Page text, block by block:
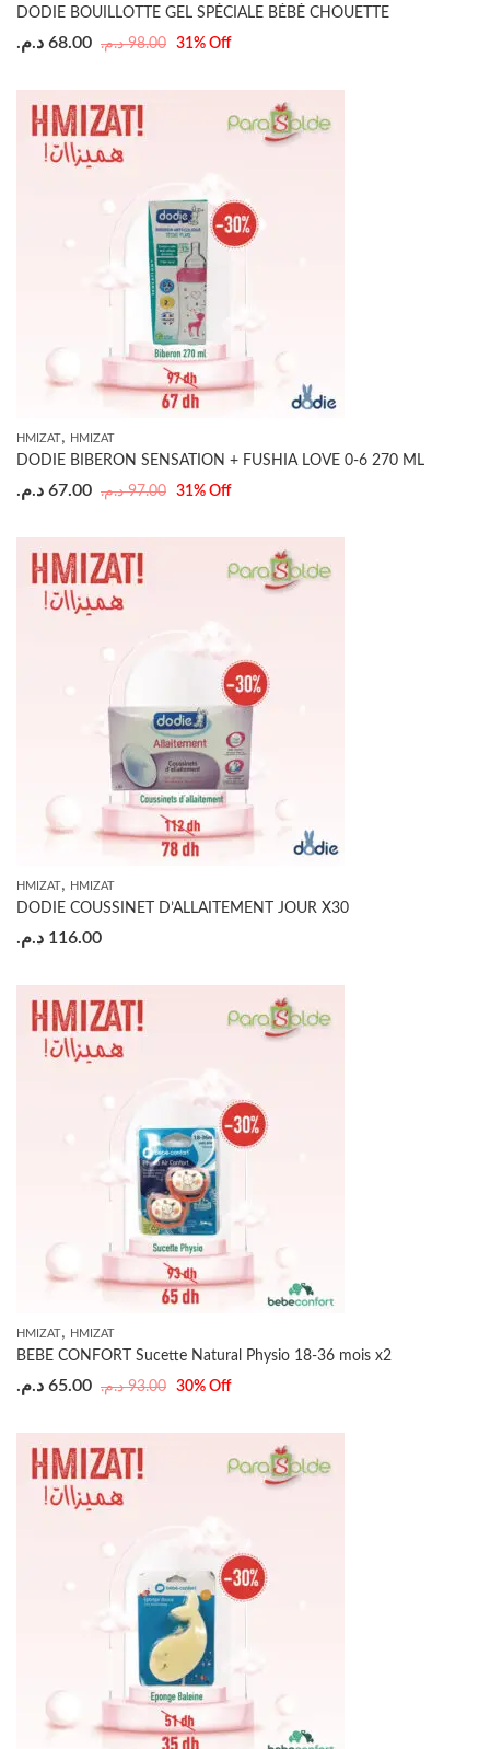
DODIE BOUILLOTTE GEL SPÉCIALE BÉBÉ CHOUETTE
98.00 د.م. 68.00 د.م. 31% Off
HMIZAT, HMIZAT
DODIE BIBERON SENSATION + FUSHIA LOVE 0-6 270 ML
97.00 د.م. 67.00 د.م. 31% Off
HMIZAT, HMIZAT
DODIE COUSSINET D’ALLAITEMENT JOUR X30
116.00 د.م.
HMIZAT, HMIZAT
BEBE CONFORT Sucette Natural Physio 18-36 mois x2
93.00 د.م. 65.00 د.م. 30% Off